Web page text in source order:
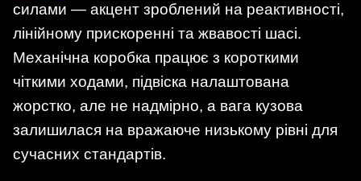
силами — акцент зроблений на реактивності,
лінійному прискоренні та жвавості шасі.
Механічна коробка працює з короткими
чіткими ходами, підвіска налаштована
жорстко, але не надмірно, а вага кузова
залишилася на вражаюче низькому рівні для
сучасних стандартів.